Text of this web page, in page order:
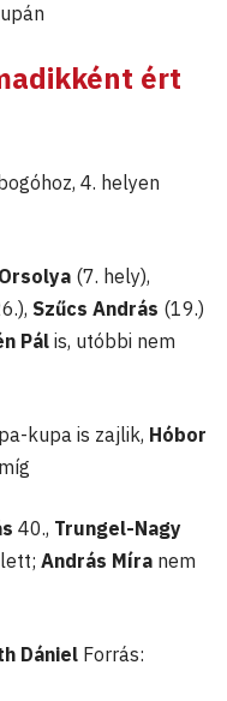
ért
4. helyen
(7. hely),
Szűcs András (19.)
Pál is, utóbbi nem
kupa is zajlik, Hóbor
40., Trungel-Nagy
András Míra nem
Dániel Forrás: